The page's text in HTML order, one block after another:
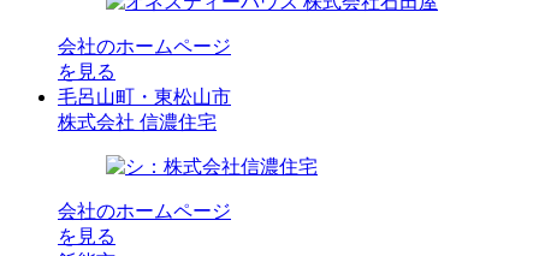
会社のホームページ
を見る
毛呂山町・東松山市
株式会社 信濃住宅
会社のホームページ
を見る